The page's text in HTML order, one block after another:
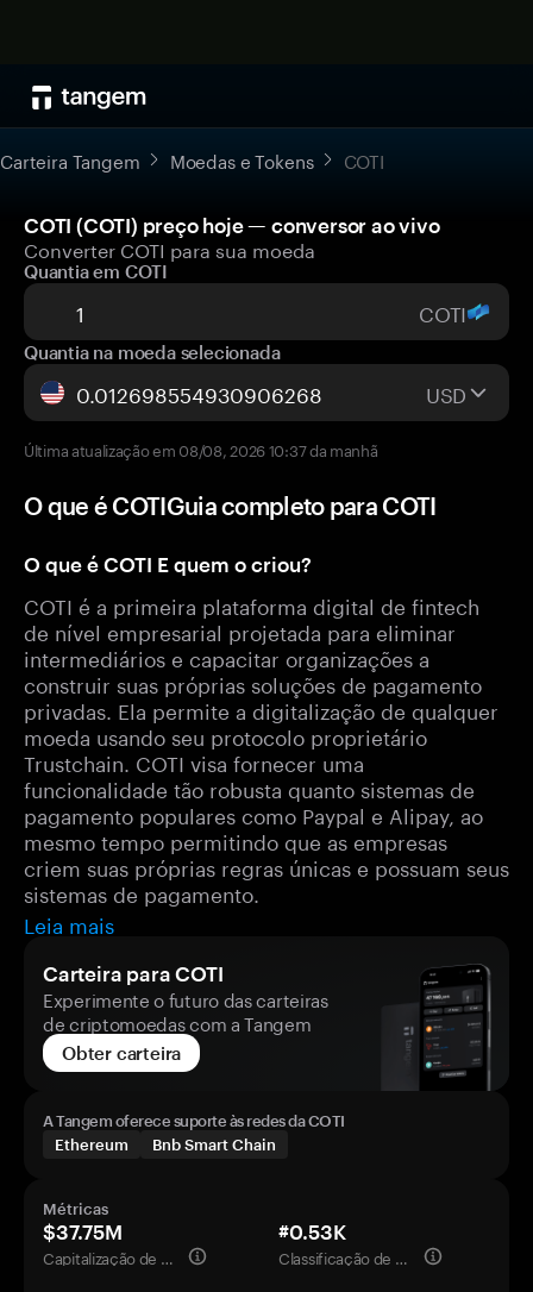
Carteira Tangem Moedas e Tokens COTI
COTI (COTI) preço hoje — conversor ao vivo
Converter COTI para sua moeda
Quantia em COTI
COTI
Quantia na moeda selecionada
USD
Última atualização em 08/08, 2026 10:37 da manhã
O que é COTIGuia completo para COTI
O que é COTI E quem o criou?
COTI é a primeira plataforma digital de fintech
de nível empresarial projetada para eliminar
intermediários e capacitar organizações a
construir suas próprias soluções de pagamento
privadas. Ela permite a digitalização de qualquer
moeda usando seu protocolo proprietário
Trustchain. COTI visa fornecer uma
funcionalidade tão robusta quanto sistemas de
pagamento populares como Paypal e Alipay, ao
mesmo tempo permitindo que as empresas
criem suas próprias regras únicas e possuam seus
sistemas de pagamento.
Leia mais
Carteira para COTI
Experimente o futuro das carteiras
de criptomoedas com a Tangem
Obter carteira
A Tangem oferece suporte às redes da COTI
Ethereum
Bnb Smart Chain
Métricas
$37.75M
Capitalização de mercado
#0.53K
Classificação de mercado